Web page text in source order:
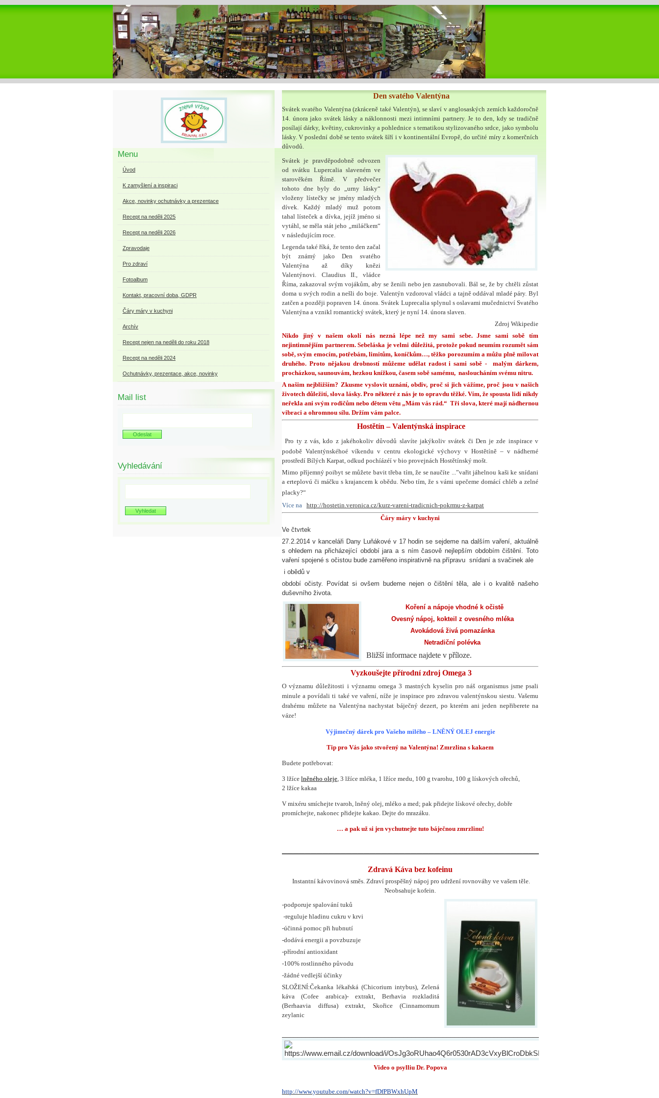
Den svatého Valentýna
Svátek svatého Valentýna (zkráceně také Valentýn), se slaví v anglosaských zemích každoročně
14. února jako svátek lásky a náklonnosti mezi intimními partnery. Je to den, kdy se tradičně
posílají dárky, květiny, cukrovinky a pohlednice s tematikou stylizovaného srdce, jako symbolu
lásky. V poslední době se tento svátek šíří i v kontinentální Evropě, do určité míry z komerčních
důvodů.
Svátek je pravděpodobně odvozen
od svátku Lupercalia slaveném ve
starověkém Římě. V předvečer
tohoto dne byly do „urny lásky“
vloženy lístečky se jmény mladých
dívek. Každý mladý muž potom
tahal lísteček a dívka, jejíž jméno si
vytáhl, se měla stát jeho „miláčkem“
v následujícím roce.
Legenda také říká, že tento den začal
být známý jako Den svatého
Valentýna až díky knězi
Valentýnovi. Claudius II., vládce
Říma, zakazoval svým vojákům, aby se ženili nebo jen zasnubovali. Bál se, že by chtěli zůstat
doma u svých rodin a nešli do boje. Valentýn vzdoroval vládci a tajně oddával mladé páry. Byl
zatčen a později popraven 14. února. Svátek Luprecalia splynul s oslavami mučednictví Svatého
Valentýna a vznikl romantický svátek, který je nyní 14. února slaven.
Zdroj Wikipedie
Nikdo jiný v našem okolí nás nezná lépe než my sami sebe. Jsme sami sobě tím
nejintimnějším partnerem. Sebeláska je velmi důležitá, protože pokud neumím rozumět sám
sobě, svým emocím, potřebám, limitům, koníčkům…, těžko porozumím a můžu plně milovat
druhého. Proto nějakou drobností můžeme udělat radost i sami sobě - malým dárkem,
procházkou, saunouvám, hezkou knížkou, časem sobě samému, nasloucháním svému nitru.
A našim nejbližším? Zkusme vyslovit uznání, obdiv, proč si jich vážíme, proč jsou v našich
životech důležití, slova lásky. Pro některé z nás je to opravdu těžké. Vím, že spousta lidí nikdy
neřekla ani svým rodičům nebo dětem větu „Mám vás rád.“ Tři slova, které mají nádhernou
vibraci a ohromnou sílu. Držím vám palce.
Hostětín – Valentýnská inspirace
Pro ty z vás, kdo z jakéhokoliv důvodů slavíte jakýkoliv svátek či Den je zde inspirace v
podobě Valentýnskéhoé víkendu v centru ekologické výchovy v Hostětíně – v nádherné
prostředí Bílých Karpat, odkud pochíázéí v bio provejnách Hostětínský mošt.
Mimo příjemný poibyt se můžete bavit třeba tím, že se naučíte ...”vařit jáhelnou kaši ke snídani
a erteplovú či máčku s krajancem k obědu. Nebo tím, že s vámi upečeme domácí chléb a zelné
placky?“
Více na http://hostetin.veronica.cz/kurz-vareni-tradicnich-pokrmu-z-karpat
Čáry máry v kuchyni
Ve čtvrtek
27.2.2014 v kanceláři Dany Luňákové v 17 hodin se sejdeme na dalším vaření, aktuálně
s ohledem na přicházející období jara a s ním časově nejlepším obdobím čištění. Toto
vaření spojené s očistou bude zaměřeno inspirativně na přípravu snídaní a svačinek ale
i obědů v
období očisty. Povídat si ovšem budeme nejen o čištění těla, ale i o kvalitě našeho
duševního života.
Koření a nápoje vhodné k očistě
Ovesný nápoj, kokteil z ovesného mléka
Avokádová živá pomazánka
Netradiční polévka
Bližší informace najdete v příloze.
Vyzkoušejte přírodní zdroj Omega 3
O významu důležitosti i významu omega 3 mastných kyselin pro náš organismus jsme psali
minule a povídali ti také ve vaření, níže je inspirace pro zdravou valentýnskou siestu. Vašemu
drahému můžete na Valentýna nachystat báječný dezert, po kterém ani jeden nepřiberete na
váze!
Výjimečný dárek pro Vašeho milého – LNĚNÝ OLEJ energie
Tip pro Vás jako stvořený na Valentýna! Zmrzlina s kakaem
Budete potřebovat:
3 lžíce lněného oleje, 3 lžíce mléka, 1 lžíce medu, 100 g tvarohu, 100 g lískových ořechů,
2 lžíce kakaa
V mixéru smíchejte tvaroh, lněný olej, mléko a med; pak přidejte lískové ořechy, dobře
promíchejte, nakonec přidejte kakao. Dejte do mrazáku.
… a pak už si jen vychutnejte tuto báječnou zmrzlinu!
Zdravá Káva bez kofeinu
Instantní kávovinová směs. Zdraví prospěšný nápoj pro udržení rovnováhy ve vašem těle.
Neobsahuje kofein.
-podporuje spalování tuků
-reguluje hladinu cukru v krvi
-účinná pomoc při hubnutí
-dodává energii a povzbuzuje
-přírodní antioxidant
-100% rostlinného původu
-žádné vedlejší účinky
SLOŽENÍ:Čekanka lékařská (Chicorium intybus), Zelená
káva (Cofee arabica)- extrakt, Berhavia rozkladitá
(Berhaavia diffusa) extrakt, Skořice (Cinnamomum
zeylanic
Video o psylliu Dr. Popova
http://www.youtube.com/watch?v=fDfPBWxhUpM
Menu
Úvod
K zamyšlení a inspiraci
Akce, novinky ochutnávky a prezentace
Recept na neděli 2025
Recept na neděli 2026
Zpravodaje
Pro zdraví
Fotoalbum
Kontakt, pracovní doba, GDPR
Čáry máry v kuchyni
Archív
Recept nejen na neděli do roku 2018
Recept na neděli 2024
Ochutnávky, prezentace, akce, novinky
Mail list
Vyhledávání